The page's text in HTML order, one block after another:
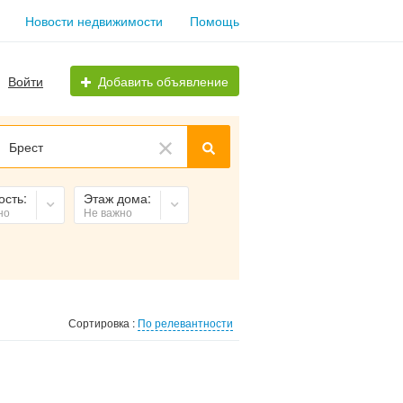
Новости недвижимости Помощь
Войти Добавить объявление
Брест
Этаж дома:
Не важно
Сортировка : По релевантности